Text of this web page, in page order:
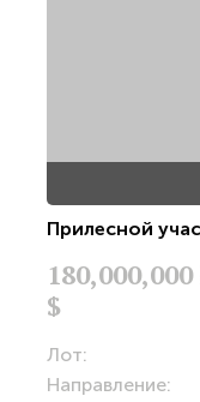
Прилесной
180,000,000
$
Лот:
Направление: